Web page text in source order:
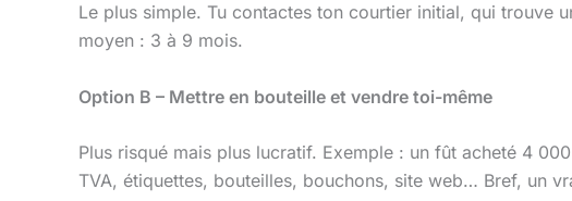
Le plus simple. Tu contactes ton courtier initial, qui trouve
moyen : 3 à 9 mois.
Option B – Mettre en bouteille et vendre toi-même
Plus risqué mais plus lucratif. Exemple : un fût acheté 4
TVA, étiquettes, bouteilles, bouchons, site web… Bref, un